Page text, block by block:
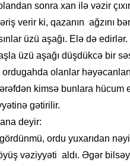
sonra xan ilə vəzir
verir ki, qazanın ağzını
üzü aşağı. Elə də
üzü aşağı düşdükcə bir
ordugahda olanlar
kimsə bunlara hücum
gətirilir.
deyir:
ordu yuxarıdan
vəziyyəti aldı. Əgər